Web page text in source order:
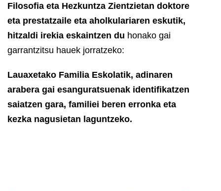
Filosofia eta Hezkuntza Zientzietan doktore
eta prestatzaile eta aholkulariaren eskutik,
hitzaldi irekia eskaintzen du honako gai
garrantzitsu hauek jorratzeko:
Lauaxetako Familia Eskolatik, adinaren
arabera gai esanguratsuenak identifikatzen
saiatzen gara, familiei beren erronka eta
kezka nagusietan laguntzeko.